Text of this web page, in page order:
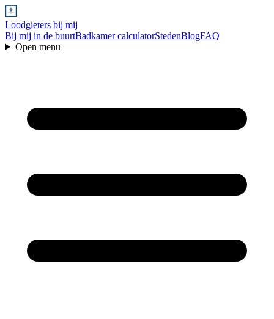
Loodgieters bij mij
Bij mij in de buurtBadkamer calculatorStedenBlogFAQ
Open menu